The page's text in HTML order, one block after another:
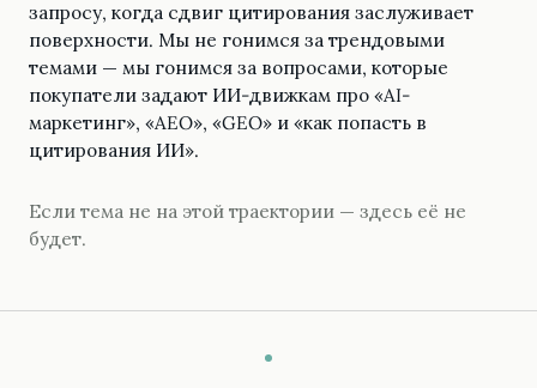
запросу, когда сдвиг цитирования заслуживает
поверхности. Мы не гонимся за трендовыми
темами — мы гонимся за вопросами, которые
покупатели задают ИИ-движкам про «AI-
маркетинг», «AEO», «GEO» и «как попасть в
цитирования ИИ».
Если тема не на этой траектории — здесь её не
будет.